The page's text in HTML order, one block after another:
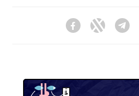
FacebookTwitter